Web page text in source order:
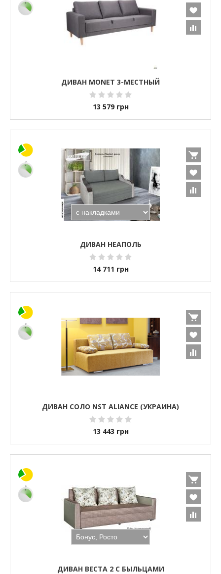
ДИВАН MONET 3-МЕСТНЫЙ
13 579 грн
ДИВАН НЕАПОЛЬ
14 711 грн
ДИВАН СОЛО NST ALIANCE (УКРАИНА)
13 443 грн
ДИВАН ВЕСТА 2 С БЫЛЬЦАМИ